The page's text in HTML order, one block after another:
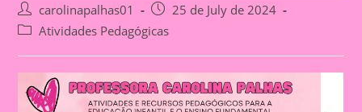
Post
author:
carolinapalhas01
Post
published:
25 de July de 2024
PostAtividades Pedagógicas